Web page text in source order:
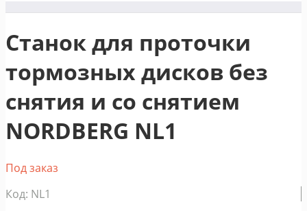
Станок для проточки
тормозных дисков без
снятия и со снятием
NORDBERG NL1
Под заказ
Код: NL1